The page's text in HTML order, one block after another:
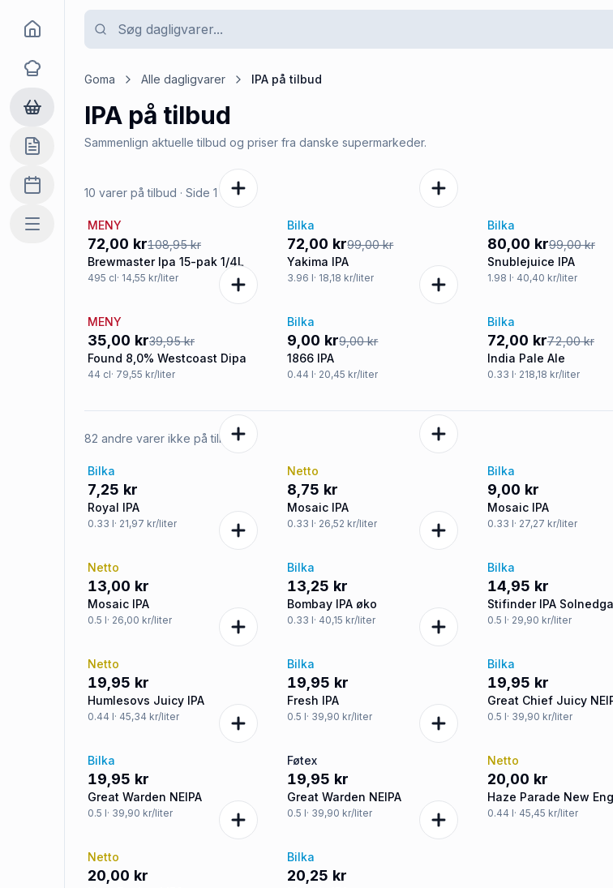
Goma
Opskrifter
Dagligvarer
Indkøbslisten
Madplan
Mere
Goma Alle dagligvarer IPA på tilbud
IPA på tilbud
Sammenlign aktuelle tilbud og priser fra danske supermarkeder.
10 varer på tilbud · Side 1 af3
-34%
MENY
72,00 kr108,95 kr
Brewmaster Ipa 15-pak 1/4L
495 cl· 14,55 kr/liter
-27%
Bilka
72,00 kr99,00 kr
Yakima IPA
3.96 l· 18,18 kr/liter
-19%
Bilka
80,00 kr99,00 kr
Snublejuice IPA
1.98 l· 40,40 kr/liter
-12%
MENY
35,00 kr39,95 kr
Found 8,0% Westcoast Dipa
44 cl· 79,55 kr/liter
Tilbud
Bilka
9,00 kr9,00 kr
1866 IPA
0.44 l· 20,45 kr/liter
Tilbud
Bilka
72,00 kr72,00 kr
India Pale Ale
0.33 l· 218,18 kr/liter
82 andre varer ikke på tilbud
Bilka
7,25 kr
Royal IPA
0.33 l· 21,97 kr/liter
Netto
8,75 kr
Mosaic IPA
0.33 l· 26,52 kr/liter
Bilka
9,00 kr
Mosaic IPA
0.33 l· 27,27 kr/liter
Netto
13,00 kr
Mosaic IPA
0.5 l· 26,00 kr/liter
Bilka
13,25 kr
Bombay IPA øko
0.33 l· 40,15 kr/liter
Bilka
14,95 kr
Stifinder IPA
0.5 l· 29,90 kr/liter
Netto
19,95 kr
Humlesovs Juicy IPA
0.44 l· 45,34 kr/liter
Bilka
19,95 kr
Fresh IPA
0.5 l· 39,90 kr/liter
Bilka
19,95 kr
Great Chief Juicy
0.5 l· 39,90 kr/liter
Bilka
19,95 kr
Great Warden NEIPA
0.5 l· 39,90 kr/liter
Føtex
19,95 kr
Great Warden NEIPA
0.5 l· 39,90 kr/liter
Netto
20,00 kr
Haze Parade New
0.44 l· 45,45 kr/liter
Netto
20,00 kr
Bilka
20,25 kr